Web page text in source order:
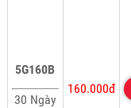
5G160B
30 Ngày
160.000đ